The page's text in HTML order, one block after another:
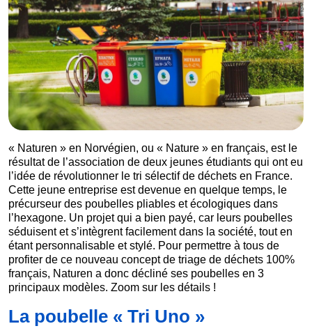
« Naturen » en Norvégien, ou « Nature » en français, est le
résultat de l’association de deux jeunes étudiants qui ont eu
l’idée de révolutionner le tri sélectif de déchets en France.
Cette jeune entreprise est devenue en quelque temps, le
précurseur des poubelles pliables et écologiques dans
l’hexagone. Un projet qui a bien payé, car leurs poubelles
séduisent et s’intègrent facilement dans la société, tout en
étant personnalisable et stylé. Pour permettre à tous de
profiter de ce nouveau concept de triage de déchets 100%
français, Naturen a donc décliné ses poubelles en 3
principaux modèles. Zoom sur les détails !
La poubelle « Tri Uno »